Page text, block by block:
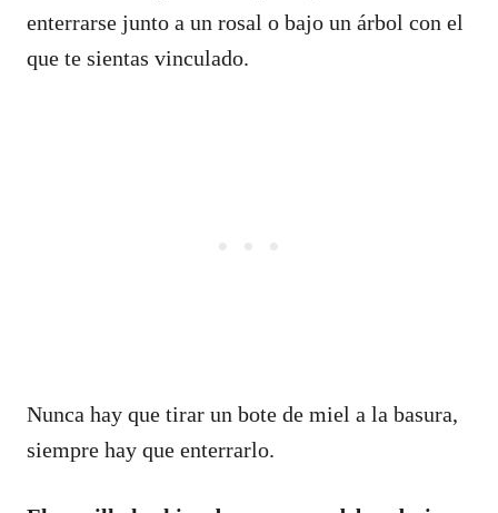
enterrarse junto a un rosal o bajo un árbol con el
que te sientas vinculado.
Nunca hay que tirar un bote de miel a la basura,
siempre hay que enterrarlo.